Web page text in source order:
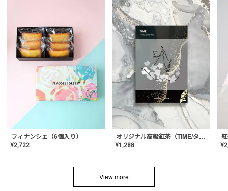
フィナンシェ（6個入り）
¥2,722
オリジナル高級紅茶（TIME/タイム）【ギフト/プチギフト/プレゼント/内祝い/結婚式/オリジナル配合/高品質/ハーブティー/茶葉/記念日/お返し/手土産/美容/おしゃれ】
¥1,288 ¥
View more